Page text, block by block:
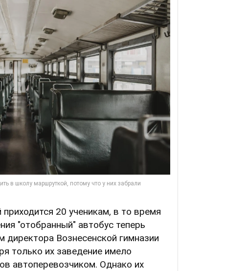
20 ученикам, в то время
"отобранный" автобус теперь
директора Вознесенской гимназии
только их заведение имело
автоперевозчиком. Однако их